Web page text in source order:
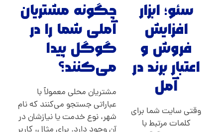
سئو؛ ابزار
افزایش
فروش و
اعتبار برند در
آمل
وقتی سایت شما برای
کلمات مرتبط با
چگونه مشتریان
آملی شما را در
گوگل پیدا
می‌کنند؟
مشتریان محلی معمولاً با
عباراتی جستجو می‌کنند که نام
شهر، نوع خدمت یا نیازشان در